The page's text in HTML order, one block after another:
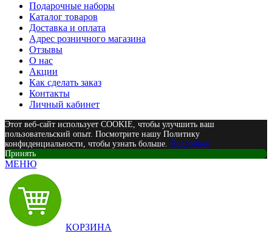
Подарочные наборы
Каталог товаров
Доставка и оплата
Адрес розничного магазина
Отзывы
О нас
Акции
Как сделать заказ
Контакты
Личный кабинет
Этот веб-сайт использует COOKIE, чтобы улучшить ваш
пользовательский опыт. Посмотрите нашу Политику
конфиденциальности, чтобы узнать больше. Подробнее
Принять
МЕНЮ
КОРЗИНА